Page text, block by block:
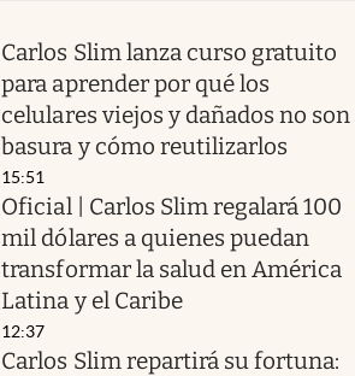
Carlos Slim lanza curso gratuito
para aprender por qué los
celulares viejos y dañados no son
basura y cómo reutilizarlos
15:51
Oficial | Carlos Slim regalará 100
mil dólares a quienes puedan
transformar la salud en América
Latina y el Caribe
12:37
Carlos Slim repartirá su fortuna: